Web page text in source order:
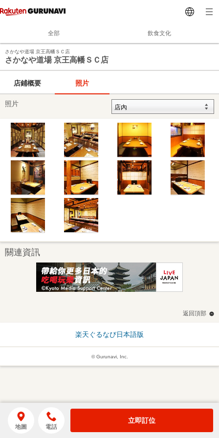
全部 飲食文化
さかなや道場 京王高幡ＳＣ店
さかなや道場 京王高幡ＳＣ店
店鋪概要 照片
照片
關連資訊
返回頂部
楽天ぐるなび日本語版
© Gurunavi, Inc.
地圖 電話
立即訂位